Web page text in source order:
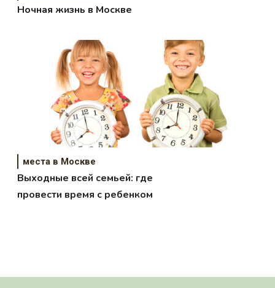
Ночная жизнь в Москве
места в Москве
Выходные всей семьей: где
провести время с ребенком